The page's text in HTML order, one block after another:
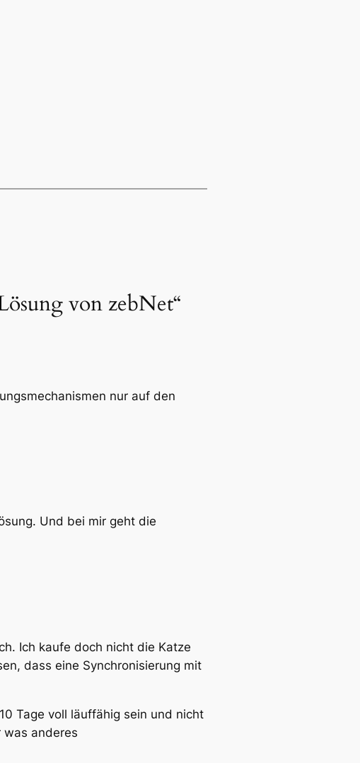
von zebNet“
nur auf den
Und bei mir geht die
Ich kaufe doch nicht die Katze
dass eine Synchronisierung mit
Tage voll läuffähig sein und nicht
was anderes